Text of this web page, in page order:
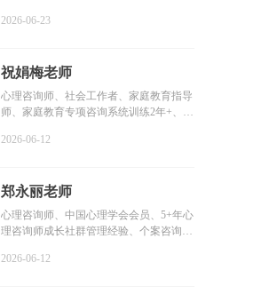
2026-06-23
祝娟梅老师
心理咨询师、社会工作者、家庭教育指导
师、家庭教育专项咨询系统训练2年+、个
2026-06-12
郑永丽老师
心理咨询师、中国心理学会会员、5+年心
理咨询师成长社群管理经验、个案咨询时
2026-06-12